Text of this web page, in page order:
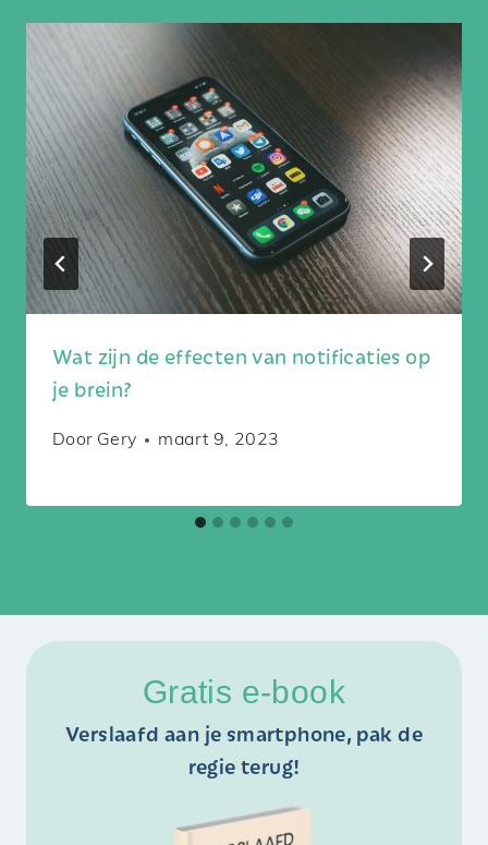
Wat zijn de effecten van notificaties op
je brein?
Door Gery maart 9, 2023
Gratis e-book
Verslaafd aan je smartphone, pak de
regie terug!